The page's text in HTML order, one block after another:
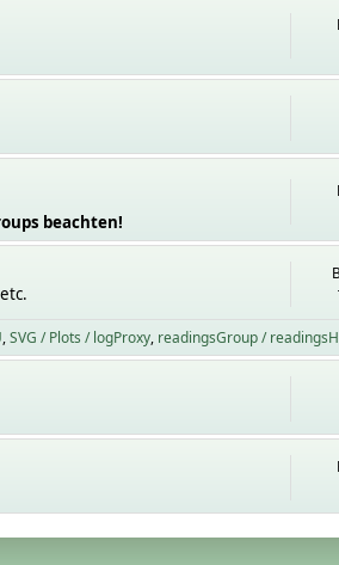
beachten!
SVG / Plots / logProxy readingsGroup /